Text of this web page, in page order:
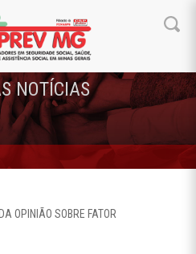
NOTÍCIAS
OPINIÃO SOBRE FATOR